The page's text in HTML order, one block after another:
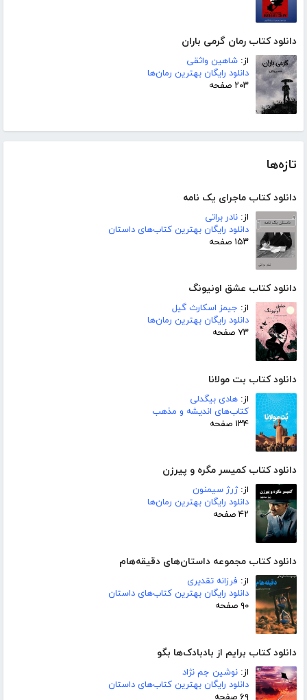
دانلود کتاب رمان گرمی باران
از: شاهین واثقی
دانلود رایگان بهترین رمان‌ها
۲۰۳ صفحه
تازه‌ها
دانلود کتاب ماجرای یک نامه
از: نادر براتی
دانلود رایگان بهترین کتاب‌های داستان
۱۵۳ صفحه
دانلود کتاب عشق اونیونگ
از: جیمز اسکارث گیل
دانلود رایگان بهترین رمان‌ها
۷۳ صفحه
دانلود کتاب بت مولانا
از: هادی بیگدلی
کتاب‌های اندیشه و مذهب
۱۳۴ صفحه
دانلود کتاب کمیسر مگره و پیرزن
از:ژرژ سیمنون
دانلود رایگان بهترین رمان‌ها
۴۲ صفحه
دانلود کتاب مجموعه داستان‌های دقیقه‌هام
از: فرزانه تقدیری
دانلود رایگان بهترین کتاب‌های داستان
۹۰ صفحه
دانلود کتاب برایم از بادبادک‌ها بگو
از: نوشین جم نژاد
دانلود رایگان بهترین کتاب‌های داستان
۶۹ صفحه